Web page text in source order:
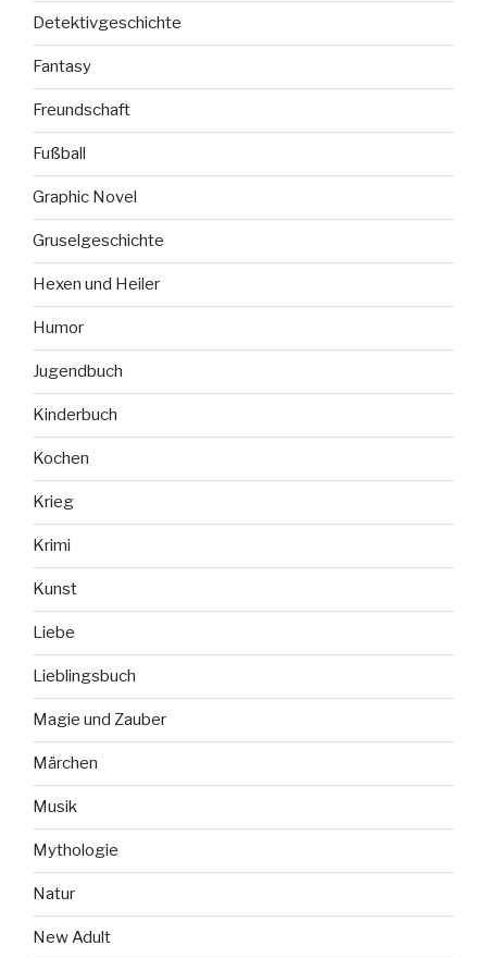
Detektivgeschichte
Fantasy
Freundschaft
Fußball
Graphic Novel
Gruselgeschichte
Hexen und Heiler
Humor
Jugendbuch
Kinderbuch
Kochen
Krieg
Krimi
Kunst
Liebe
Lieblingsbuch
Magie und Zauber
Märchen
Musik
Mythologie
Natur
New Adult